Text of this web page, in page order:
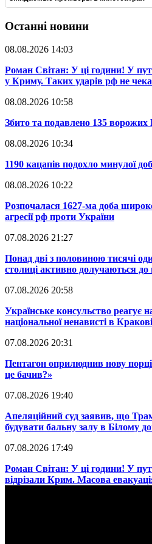
Останні новини
08.08.2026 14:03
​Роман Світан: У ці години! У
у Криму. Таких ударів рф не
08.08.2026 10:58
​Збито та подавлено 135
08.08.2026 10:34
​1190 кацапів подохло минулої
08.08.2026 10:22
​Розпочалася 1627-ма доба
агресії рф проти України
07.08.2026 21:27
​Понад дві з половиною тисячі
столиці активно долучаються
07.08.2026 20:58
​Українське консульство реагує
національної ненависті в
07.08.2026 20:31
​Пентагон оприлюднив нову
це бачив?»
07.08.2026 19:40
​Апеляційний суд заявив, що
будувати бальну залу в Білому
07.08.2026 17:49
​Роман Світан: У ці години! У
відрізали Крим. Масова